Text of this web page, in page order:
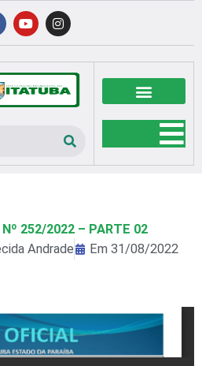
Y
o
u
u
b
e
I
n
s
a
g
r
a
252/2022 – PARTE 02
Andrade Em 31/08/2022